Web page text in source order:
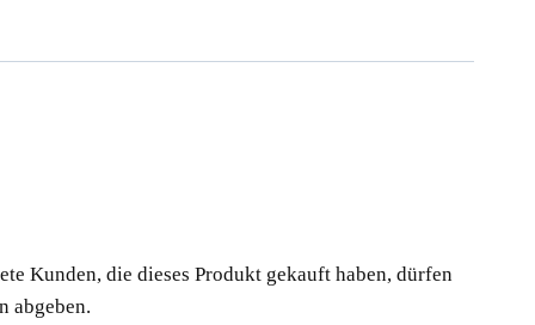
Kunden, die dieses Produkt gekauft haben, dürfen
abgeben.